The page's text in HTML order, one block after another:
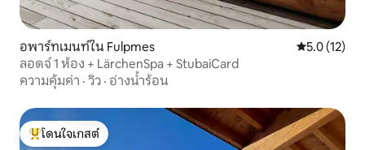
อพาร์ทเมนท์ใน Fulpmes คะแนนเฉลี่ย
5.0 (12)
ลอดจ์ 1 ห้อง + LärchenSpa + StubaiCard
ความคุ้มค่า · วิว · อ่างน้ำร้อน
โดนใจเกสต์ที่สุด
โดนใจเกสต์